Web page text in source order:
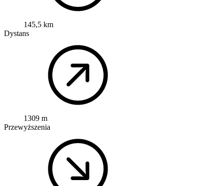
145,5 km
Dystans
1309 m
Przewyższenia